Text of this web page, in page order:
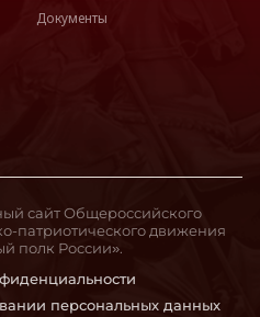
Документы
персональных данных
сайт Общероссийского
патриотического движения
полк России».